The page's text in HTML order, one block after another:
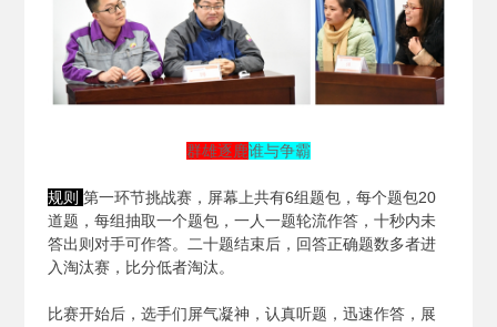
群雄逐鹿谁与争霸
规则 第一环节挑战赛，屏幕上共有6组题包，每个题包20
道题，每组抽取一个题包，一人一题轮流作答，十秒内未
答出则对手可作答。二十题结束后，回答正确题数多者进
入淘汰赛，比分低者淘汰。
比赛开始后，选手们屏气凝神，认真听题，迅速作答，展